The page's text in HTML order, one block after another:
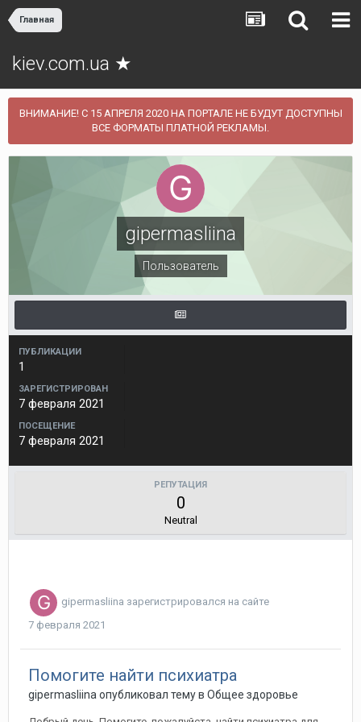
Главная
kiev.com.ua ★
ВНИМАНИЕ! С 15 АПРЕЛЯ 2020 НА ПОРТАЛЕ НЕ БУДУТ ДОСТУПНЫ
ВСЕ ФОРМАТЫ ПЛАТНОЙ РЕКЛАМЫ.
gipermasliina
Пользователь
ПУБЛИКАЦИИ
1
ЗАРЕГИСТРИРОВАН
7 февраля 2021
ПОСЕЩЕНИЕ
7 февраля 2021
РЕПУТАЦИЯ
0
Neutral
gipermasliina зарегистрировался на сайте
7 февраля 2021
Помогите найти психиатра
gipermasliina опубликовал тему в Общее здоровье